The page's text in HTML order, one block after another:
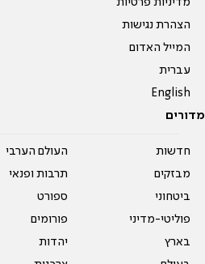
מדיניות פרטיות
הצהרת נגישות
המייל האדום
עברית
English
מדורים
חדשות
מבזקים
ביטחוני
פוליטי-מדיני
בארץ
העולם הערבי
תרבות ופנאי
ספורט
פורומים
יהדות